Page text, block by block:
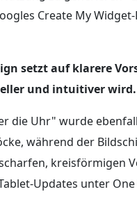
Create My
setzt auf klarere
und intuitiver wird.
die Uhr" wurde
während der
kreisförmigen
Updates unter